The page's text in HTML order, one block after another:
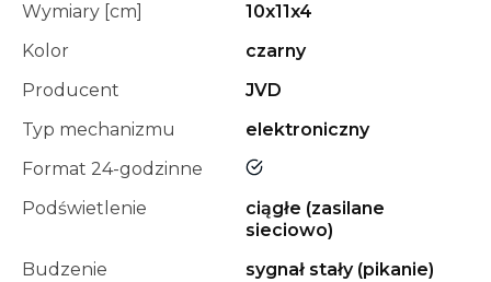
Wymiary [cm]
10x11x4
Kolor
czarny
Producent
JVD
Typ mechanizmu
elektroniczny
Format 24-godzinne
tak
Podświetlenie
ciągłe (zasilane
sieciowo)
Budzenie
sygnał stały (pikanie)